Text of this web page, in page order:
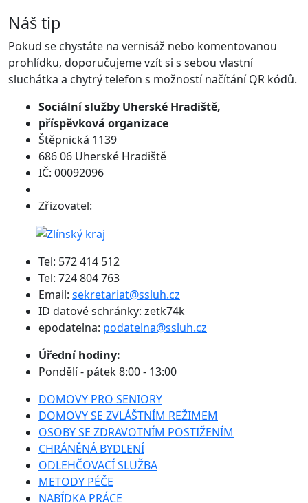
Náš tip
Pokud se chystáte na vernisáž nebo komentovanou
prohlídku, doporučujeme vzít si s sebou vlastní
sluchátka a chytrý telefon s možností načítání QR kódů.
Sociální služby Uherské Hradiště,
příspěvková organizace
Štěpnická 1139
686 06 Uherské Hradiště
IČ: 00092096
Zřizovatel:
Tel: 572 414 512
Tel: 724 804 763
Email: sekretariat@ssluh.cz
ID datové schránky: zetk74k
epodatelna: podatelna@ssluh.cz
Úřední hodiny:
Pondělí - pátek 8:00 - 13:00
DOMOVY PRO SENIORY
DOMOVY SE ZVLÁŠTNÍM REŽIMEM
OSOBY SE ZDRAVOTNÍM POSTIŽENÍM
CHRÁNĚNÁ BYDLENÍ
ODLEHČOVACÍ SLUŽBA
METODY PÉČE
NABÍDKA PRÁCE